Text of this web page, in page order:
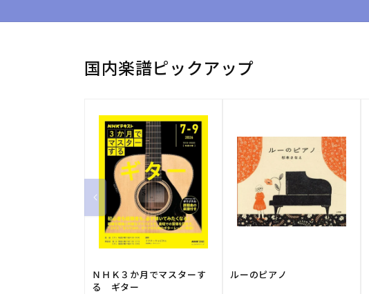
国内楽譜ピックアップ
ＮＨＫ３か月でマスターす
る ギター
ルーのピアノ